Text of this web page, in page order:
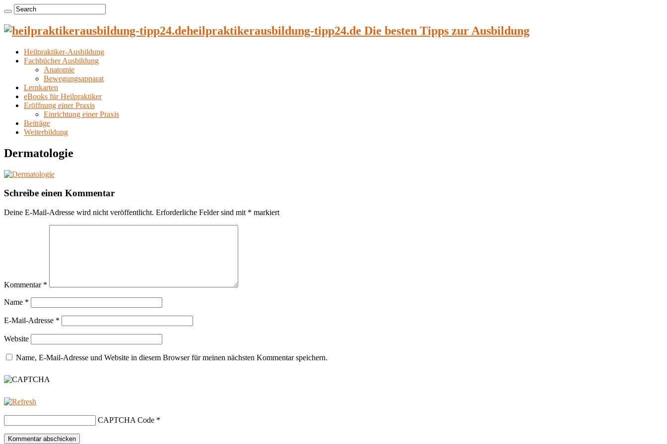
heilpraktikerausbildung-tipp24.de Die besten Tipps zur Ausbildung
Heilpraktiker-Ausbildung
Fachbücher Ausbildung
Anatomie
Bewegungsapparat
Lernkarten
eBooks für Heilpraktiker
Eröffnung einer Praxis
Einrichtung einer Praxis
Beiträge
Weiterbildung
Dermatologie
Schreibe einen Kommentar
Deine E-Mail-Adresse wird nicht veröffentlicht. Erforderliche Felder sind mit * markiert
Kommentar *
Name *
E-Mail-Adresse *
Website
Name, E-Mail-Adresse und Website in diesem Browser für meinen nächsten Kommentar speichern.
CAPTCHA Code *